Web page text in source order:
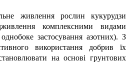
живлення рослин кукурудзи
комплексними видами
застосування азотних). З
використання добрив їх
на основі грунтових